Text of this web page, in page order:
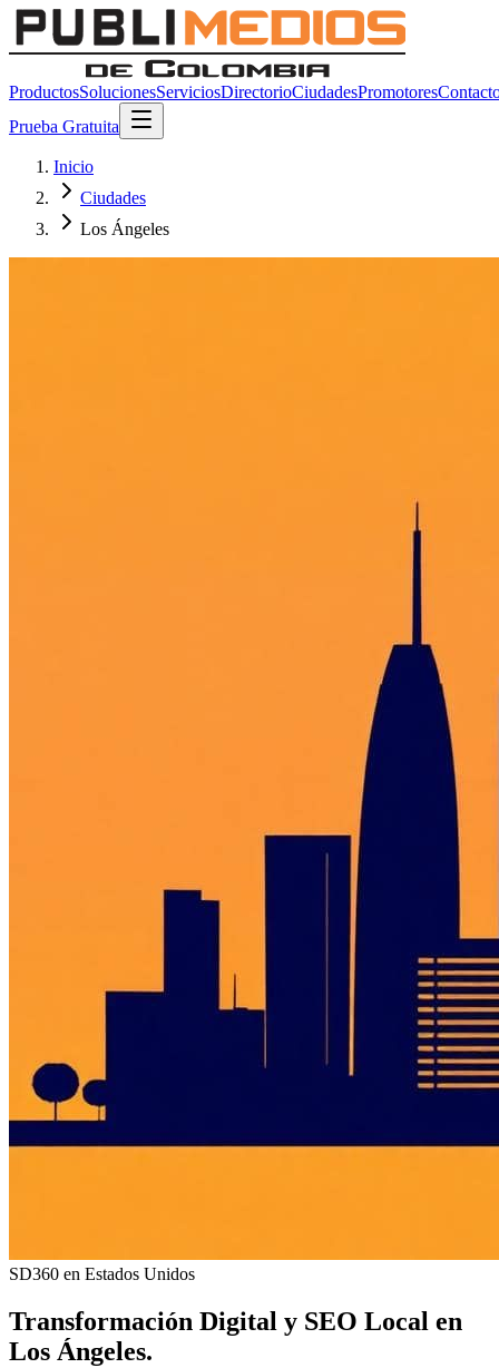
ProductosSolucionesServiciosDirectorioCiudadesPromotores
Prueba Gratuita
Inicio
Ciudades
Los Ángeles
SD360 en Estados Unidos
Transformación Digital y SEO Local en
Los Ángeles.